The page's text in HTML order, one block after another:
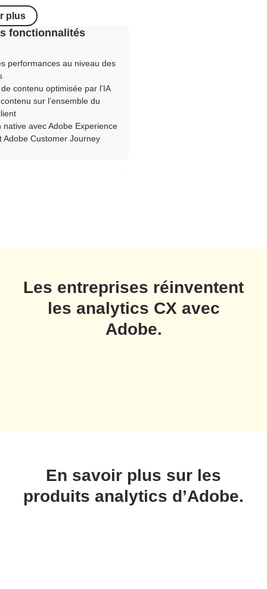
plus
fonctionnalités
performances au niveau des
contenu optimisée par l’IA
sur l’ensemble du
native avec Adobe Experience
Adobe Customer Journey
Les entreprises réinventent
les analytics CX avec
Adobe.
En savoir plus sur les
produits analytics d’Adobe.